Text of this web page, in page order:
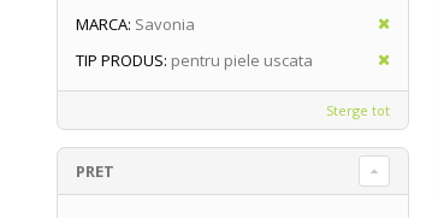
MARCA: Savonia
TIP PRODUS: pentru piele uscata
Sterge tot
PRET